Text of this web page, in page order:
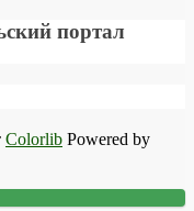
портал
Colorlib Powered by